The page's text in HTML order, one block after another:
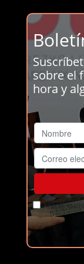
sobre el
hora y
Acepto